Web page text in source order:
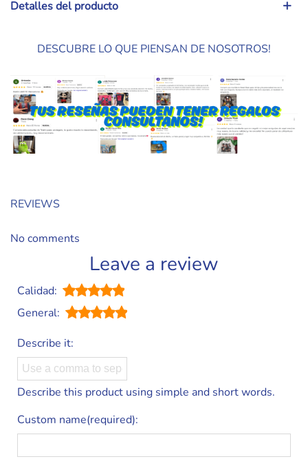
Detalles del producto
DESCUBRE LO QUE PIENSAN DE NOSOTROS!
REVIEWS
No comments
Leave a review
Calidad:
General:
Describe it:
Describe this product using simple and short words.
Custom name(required):